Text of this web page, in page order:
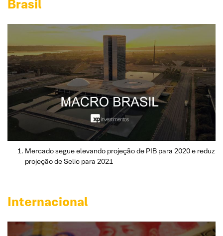
Brasil
Mercado segue elevando projeção de PIB para 2020 e reduz
projeção de Selic para 2021
Internacional